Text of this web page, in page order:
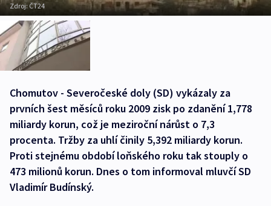
Zdroj: ČT24
Chomutov - Severočeské doly (SD) vykázaly za
prvních šest měsíců roku 2009 zisk po zdanění 1,778
miliardy korun, což je meziroční nárůst o 7,3
procenta. Tržby za uhlí činily 5,392 miliardy korun.
Proti stejnému období loňského roku tak stouply o
473 milionů korun. Dnes o tom informoval mluvčí SD
Vladimír Budínský.